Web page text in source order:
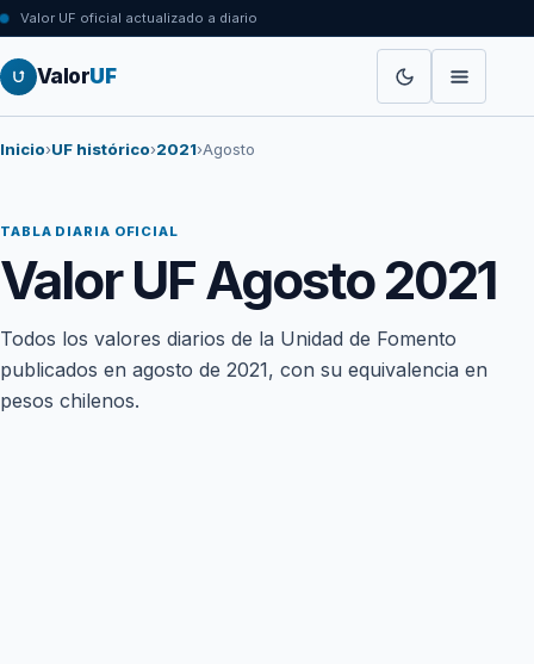
Valor UF oficial actualizado a diario
ValorUF
Inicio›UF histórico›2021›Agosto
TABLA DIARIA OFICIAL
Valor UF Agosto 2021
Todos los valores diarios de la Unidad de Fomento
publicados en agosto de 2021, con su equivalencia en
pesos chilenos.